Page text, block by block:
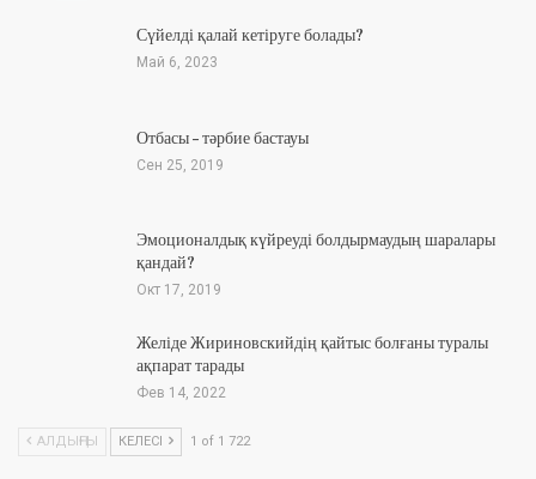
Сүйелді қалай кетіруге болады?
Май 6, 2023
Отбасы – тәрбие бастауы
Сен 25, 2019
Эмоционалдық күйреуді болдырмаудың шаралары
қандай?
Окт 17, 2019
Желіде Жириновскийдің қайтыс болғаны туралы
ақпарат тарады
Фев 14, 2022
АЛДЫҢҒЫ КЕЛЕСІ 1 of 1 722